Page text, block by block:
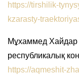
https://tirshilik-
kzarasty-
Мұхаммед Хайдар
республикалық
https://aqmeshit-